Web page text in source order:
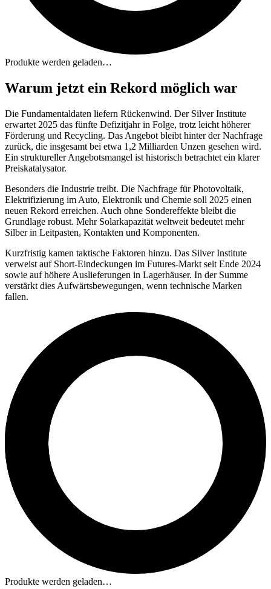
Produkte werden geladen…
Warum jetzt ein Rekord möglich war
Die Fundamentaldaten liefern Rückenwind. Der Silver Institute
erwartet 2025 das fünfte Defizitjahr in Folge, trotz leicht höherer
Förderung und Recycling. Das Angebot bleibt hinter der Nachfrage
zurück, die insgesamt bei etwa 1,2 Milliarden Unzen gesehen wird.
Ein struktureller Angebotsmangel ist historisch betrachtet ein klarer
Preiskatalysator.
Besonders die Industrie treibt. Die Nachfrage für Photovoltaik,
Elektrifizierung im Auto, Elektronik und Chemie soll 2025 einen
neuen Rekord erreichen. Auch ohne Sondereffekte bleibt die
Grundlage robust. Mehr Solarkapazität weltweit bedeutet mehr
Silber in Leitpasten, Kontakten und Komponenten.
Kurzfristig kamen taktische Faktoren hinzu. Das Silver Institute
verweist auf Short-Eindeckungen im Futures-Markt seit Ende 2024
sowie auf höhere Auslieferungen in Lagerhäuser. In der Summe
verstärkt dies Aufwärtsbewegungen, wenn technische Marken
fallen.
Produkte werden geladen…